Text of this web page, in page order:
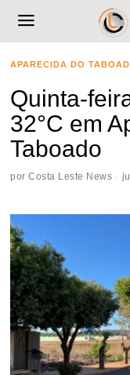
APARECIDA DO
Quinta-
32°C em
Taboado
porCosta Leste News